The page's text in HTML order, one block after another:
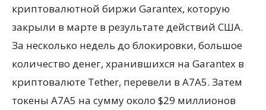
криптовалютной биржи Garantex, которую
закрыли в марте в результате действий США.
За несколько недель до блокировки, большое
количество денег, хранившихся на Garantex в
криптовалюте Tether, перевели в A7A5. Затем
токены A7A5 на сумму около $29 миллионов